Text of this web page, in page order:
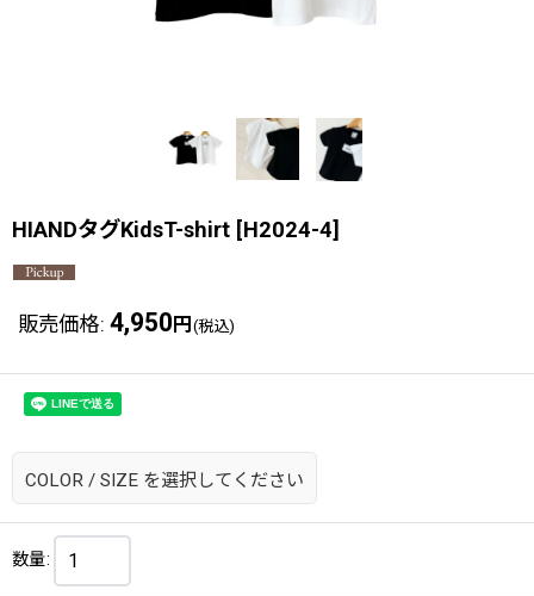
HIANDタグKidsT-shirt [H2024-4]
販売価格: 4,950 円 (税込)
COLOR / SIZE を選択してください
数量: